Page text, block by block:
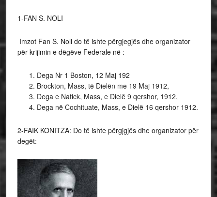
1-FAN S. NOLI
Imzot Fan S. Noli do të ishte përgjegjës dhe organizator
për krijimin e dëgëve Federale në :
Dega Nr 1 Boston, 12 Maj 192
Brockton, Mass, të Dielën me 19 Maj 1912,
Dega e Natick, Mass, e Dielë 9 qershor, 1912,
Dega në Cochituate, Mass, e Dielë 16 qershor 1912.
2-FAIK KONITZA: Do të ishte përgjgjës dhe organizator për
degët: